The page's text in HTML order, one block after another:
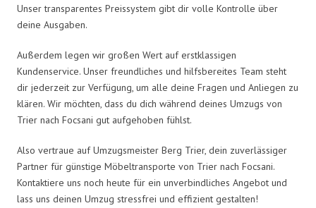
Unser transparentes Preissystem gibt dir volle Kontrolle über
deine Ausgaben.
Außerdem legen wir großen Wert auf erstklassigen
Kundenservice. Unser freundliches und hilfsbereites Team steht
dir jederzeit zur Verfügung, um alle deine Fragen und Anliegen zu
klären. Wir möchten, dass du dich während deines Umzugs von
Trier nach Focsani gut aufgehoben fühlst.
Also vertraue auf Umzugsmeister Berg Trier, dein zuverlässiger
Partner für günstige Möbeltransporte von Trier nach Focsani.
Kontaktiere uns noch heute für ein unverbindliches Angebot und
lass uns deinen Umzug stressfrei und effizient gestalten!